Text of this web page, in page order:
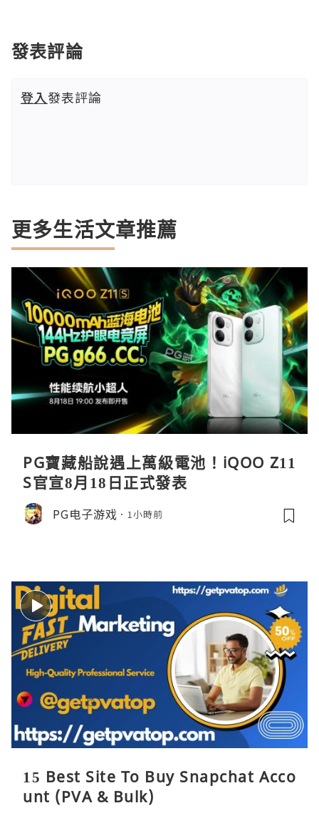
發表評論
登入發表評論
更多生活文章推薦
PG寶藏船說遇上萬級電池！iQOO Z11
S官宣8月18日正式發表
PG电子游戏 1小時前
15 Best Site To Buy Snapchat Acco
unt (PVA & Bulk)